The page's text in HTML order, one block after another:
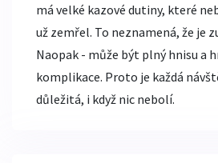
má velké kazové dutiny, které
už zemřel. To neznamená, že je
Naopak - může být plný hnisu a
komplikace. Proto je každá
důležitá, i když nic nebolí.